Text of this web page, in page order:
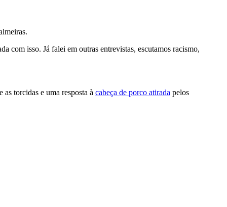
com isso. Já falei em outras entrevistas, escutamos racismo,
torcidas e uma resposta à cabeça de porco atirada pelos